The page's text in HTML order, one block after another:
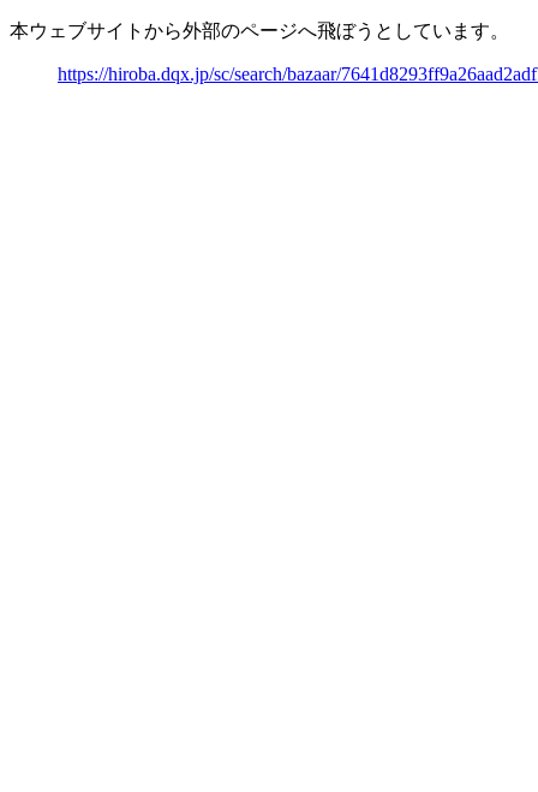
本ウェブサイトから外部のページへ飛ぼうとしています。
https://hiroba.dqx.jp/sc/search/bazaar/